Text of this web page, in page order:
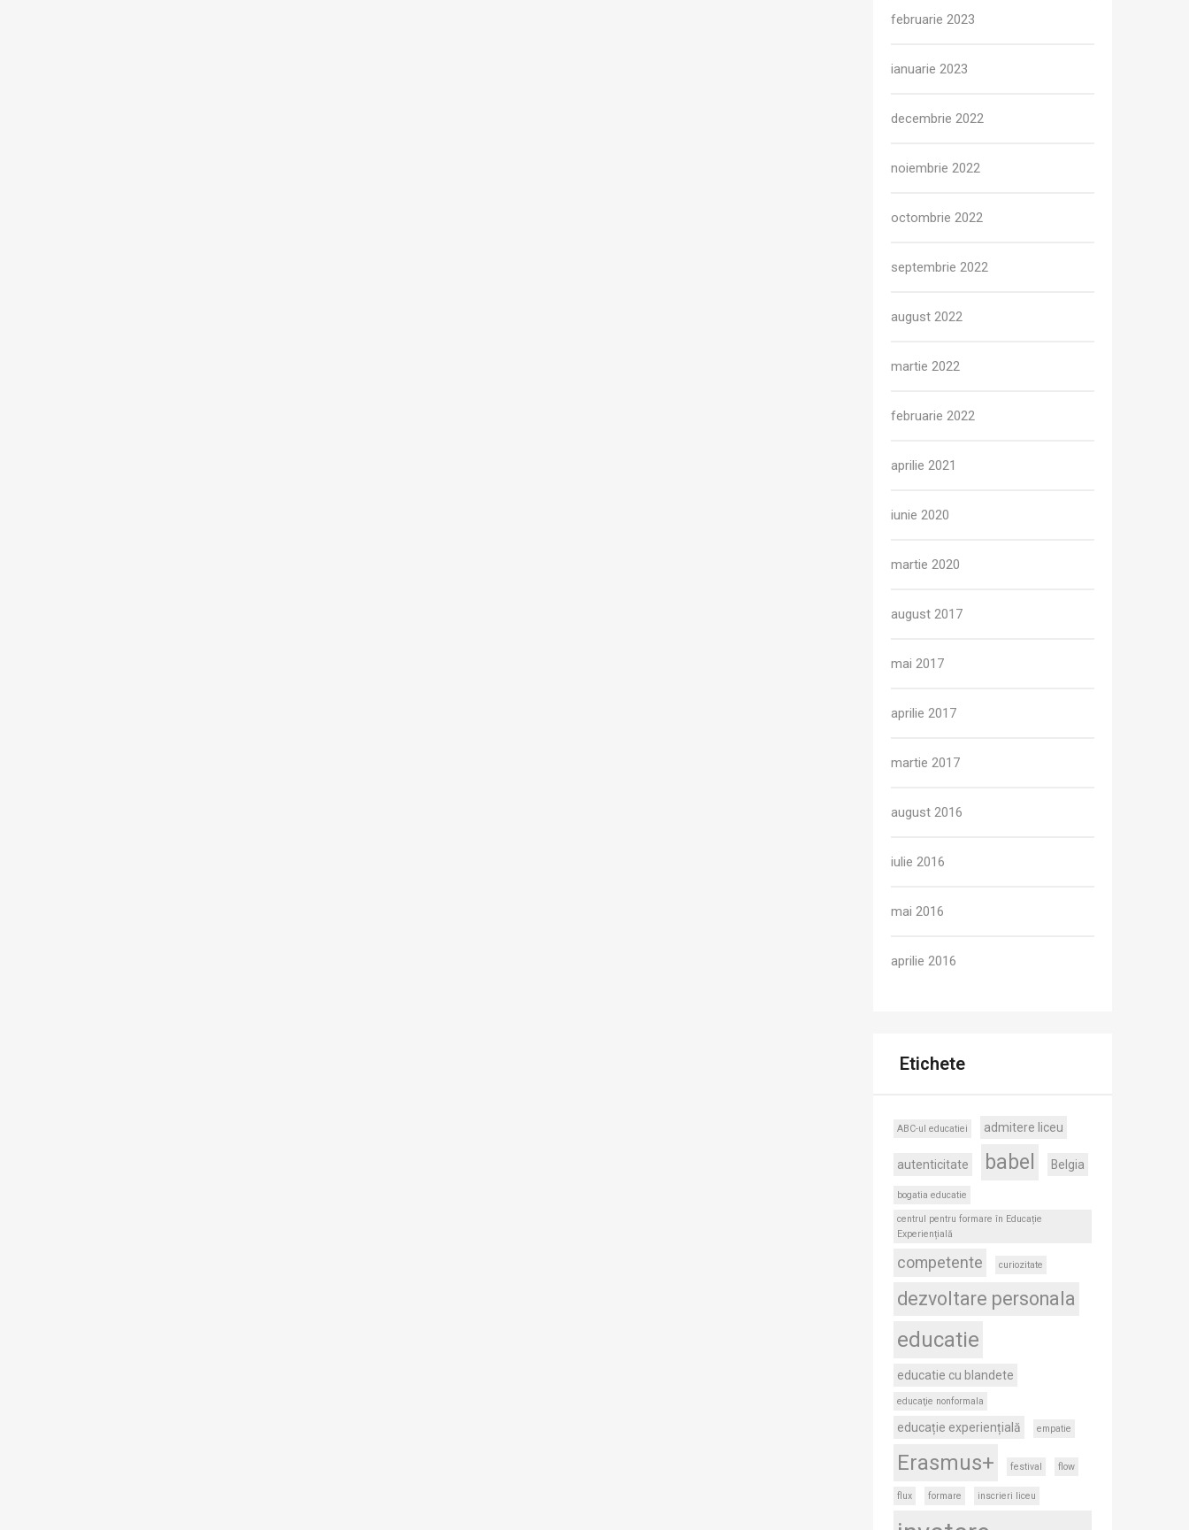
februarie 2023
ianuarie 2023
decembrie 2022
noiembrie 2022
octombrie 2022
septembrie 2022
august 2022
martie 2022
februarie 2022
aprilie 2021
iunie 2020
martie 2020
august 2017
mai 2017
aprilie 2017
martie 2017
august 2016
iulie 2016
mai 2016
aprilie 2016
Etichete
ABC-ul educatiei admitere liceu
autenticitate babel Belgia
bogatia educatie
centrul pentru formare în Educație
Experiențială
competente curiozitate
dezvoltare personala
educatie
educatie cu blandete
educaţie nonformala
educație experiențială empatie
Erasmus+ festival flow
flux formare inscrieri liceu